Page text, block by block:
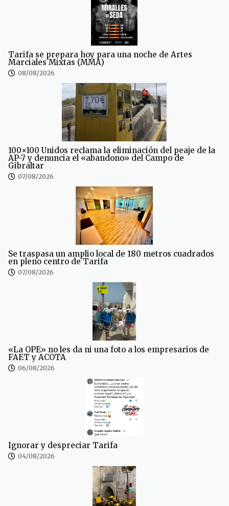
Tarifa se prepara hoy para una noche de Artes
Marciales Mixtas (MMA)
08/08/2026
100×100 Unidos reclama la eliminación del peaje de la
AP-7 y denuncia el «abandono» del Campo de
Gibraltar
07/08/2026
Se traspasa un amplio local de 180 metros cuadrados
en pleno centro de Tarifa
07/08/2026
«La OPE» no les da ni una foto a los empresarios de
FAET y ACOTA
06/08/2026
Ignorar y despreciar Tarifa
04/08/2026